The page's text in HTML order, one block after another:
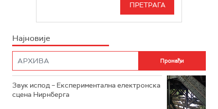
РАДИО РОКЕНРОЛЕР
ИНФО
Најновије
Звук испод – Експериментална електронска
сцена Нирнберга